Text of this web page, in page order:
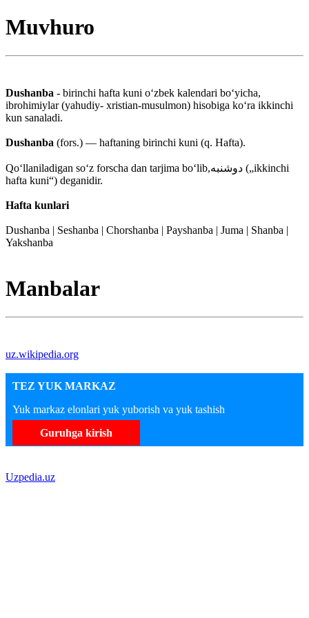
Muvhuro
Dushanba - birinchi hafta kuni oʻzbek kalendari boʻyicha,
ibrohimiylar (yahudiy- xristian-musulmon) hisobiga koʻra ikkinchi
kun sanaladi.
Dushanba (fors.) — haftaning birinchi kuni (q. Hafta).
Qoʻllaniladigan soʻz forscha dan tarjima boʻlib,دوشنبه („ikkinchi
hafta kuni“) deganidir.
Hafta kunlari
Dushanba | Seshanba | Chorshanba | Payshanba | Juma | Shanba |
Yakshanba
Manbalar
uz.wikipedia.org
TEZ YUK MARKAZ
Yuk markaz elonlari yuk yuborish va yuk tashish
Guruhga kirish
Uzpedia.uz